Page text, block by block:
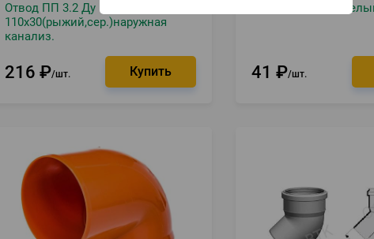
Отвод ПП 3.2 Ду
110х30(рыжий,сер.)наружная
канализ.
216 ₽ шт.
Отвод ПП 32х45
41 ₽ шт.